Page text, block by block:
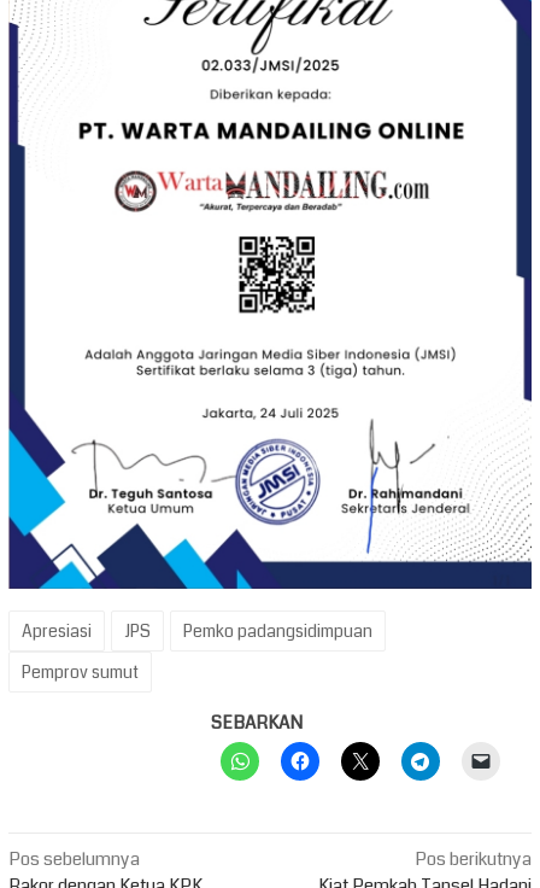
Apresiasi JPS
Pemko padangsidimpuan
Pemprov sumut
SEBARKAN
Navigasi
Pos sebelumnya
Pos berikutnya